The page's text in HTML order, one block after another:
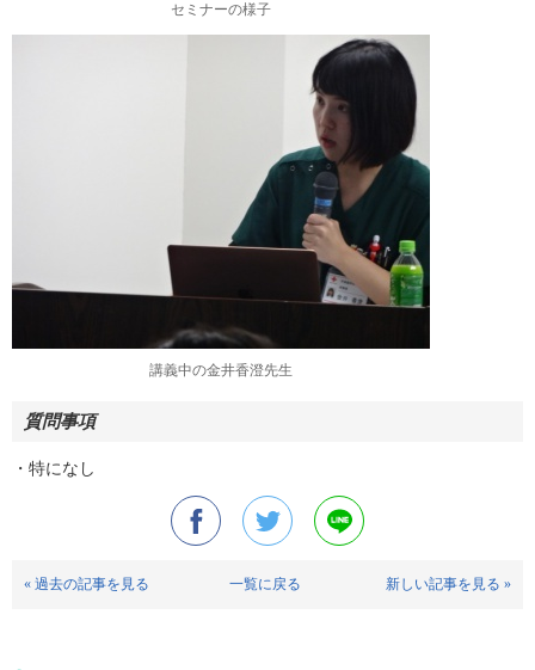
セミナーの様子
講義中の金井香澄先生
質問事項
・特になし
« 過去の記事を見る 一覧に戻る 新しい記事を見る »